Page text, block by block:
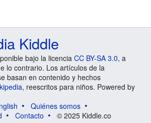
Kiddle
bajo la licencia CC BY-SA 3.0, a
lo contrario. Los artículos de la
basan en contenido y hechos
, reescritos para niños. Powered by
Quiénes somos
Contacto © 2025 Kiddle.co